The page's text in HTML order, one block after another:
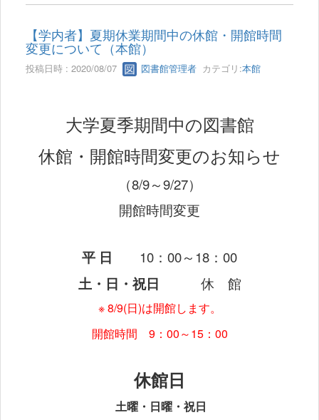
【学内者】夏期休業期間中の休館・開館時間
変更について（本館）
投稿日時 : 2020/08/07 図書館管理者 カテゴリ:本館
大学夏季期間中の図書館
休館・開館時間変更のお知らせ
（8/9～9/27）
開館時間変更
平 日 10：00～18：00
土・日・祝日 休 館
※ 8/9(日)は開館します。
開館時間 9：00～15：00
休館日
土曜・日曜・祝日